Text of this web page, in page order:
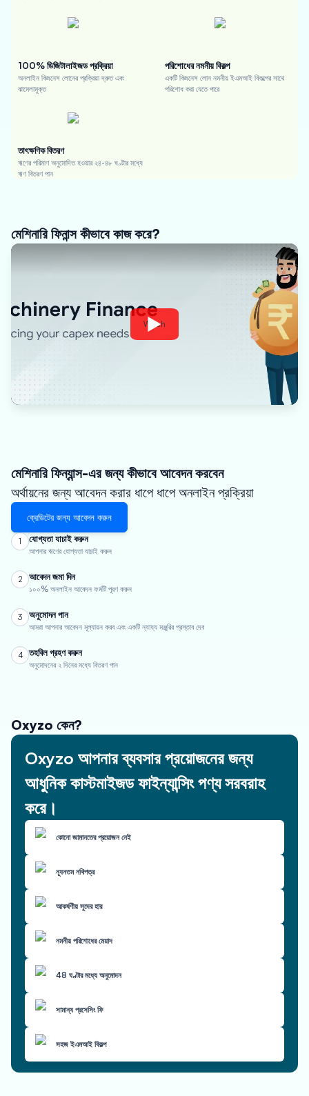
100% ডিজিটালাইজড প্রক্রিয়া
অনলাইন বিজনেস লোনের প্রক্রিয়া দ্রুত এবং
ঝামেলামুক্ত
পরিশোধের নমনীয় বিকল্প
একটি বিজনেস লোন নমনীয় ইএমআই বিকল্পের সাথে
পরিশোধ করা যেতে পারে
তাৎক্ষণিক বিতরণ
ঋণের পরিমাণ অনুমোদিত হওয়ার ২৪-৪৮ ঘণ্টার মধ্যে
ঋণ বিতরণ পান
মেশিনারি ফিনান্স কীভাবে কাজ করে?
Watch
মেশিনারি ফিন্যান্স-এর জন্য কীভাবে আবেদন করবেন
অর্থায়নের জন্য আবেদন করার ধাপে ধাপে অনলাইন প্রক্রিয়া
ক্রেডিটের জন্য আবেদন করুন
1 যোগ্যতা যাচাই করুন
আপনার ঋণের যোগ্যতা যাচাই করুন
2 আবেদন জমা দিন
১০০% অনলাইন আবেদন ফর্মটি পূরণ করুন
3 অনুমোদন পান
আমরা আপনার আবেদন মূল্যায়ন করব এবং একটি ন্যায্য মঞ্জুরির প্রস্তাব দেব
4 তহবিল গ্রহণ করুন
অনুমোদনের ২ দিনের মধ্যে বিতরণ পান
Oxyzo কেন?
Oxyzo আপনার ব্যবসার প্রয়োজনের জন্য
আধুনিক কাস্টমাইজড ফাইন্যান্সিং পণ্য সরবরাহ
করে।
কোনো জামানতের প্রয়োজন নেই
ন্যূনতম নথিপত্র
আকর্ষণীয় সুদের হার
নমনীয় পরিশোধের মেয়াদ
48 ঘণ্টার মধ্যে অনুমোদন
সামান্য প্রসেসিং ফি
সহজ ইএমআই বিকল্প